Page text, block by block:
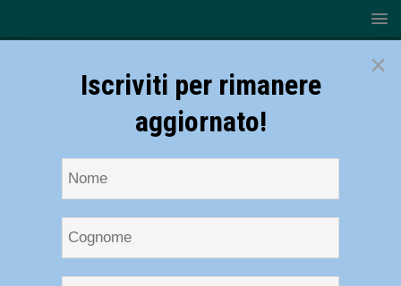
×
Iscriviti per rimanere
aggiornato!